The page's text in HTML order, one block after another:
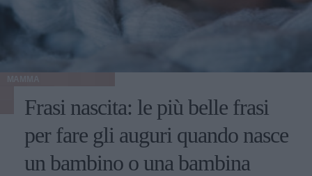
Frasi nascita: le più belle frasi
per fare gli auguri quando nasce
un bambino o una bambina